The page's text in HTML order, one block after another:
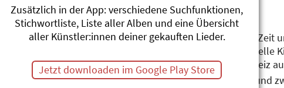
auch schon fürs Basel Tattoo.
Fliegt seit 2010 als Pilot für SWISS.
Hatte dank dem Lockdown im 2020 ganz viel Zeit
Traum verwirklichen: Möglichst viele traditionelle
und mit über 50 Chören aus der ganzen Schweiz
Dominique Huber lebt heute mit seiner Frau und
Zusätzlich in der App: verschiedene Suchfunktionen,
Stichwortliste, Liste aller Alben und eine Übersicht
aller Künstler:innen deiner gekauften Lieder.
Jetzt downloaden im Google Play Store